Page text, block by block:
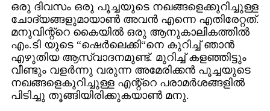
ഒരു ദിവസം ഒരു പൂച്ചയുടെ നഖങ്ങളെക്കുറിച്ചുള്ള
ചോദ്യങ്ങളുമായാണ്‍ അവന്‍ എന്നെ എതിരേറ്റത്.
മനുവിന്റ്റെ കൈയില്‍ ഒരു ആനുകാലികത്തില്‍
എം.ടി യുടെ “ഷെര്‍ലെക്കി“നെ കുറിച്ച് ഞാന്‍
എഴുതിയ ആസ്വാദനമുണ്ട്. മുറിച്ച് കളഞ്ഞിട്ടും
വീണ്ടും വളര്‍ന്നു വരുന്ന അമേരിക്കന്‍ പൂച്ചയുടെ
നഖങ്ങളെകുറിച്ചുള്ള എന്റ്റെ പരാമര്‍ശങ്ങളില്‍
പിടിച്ചു തൂങ്ങിയിരിക്കുകയാണ്‍ മനു.